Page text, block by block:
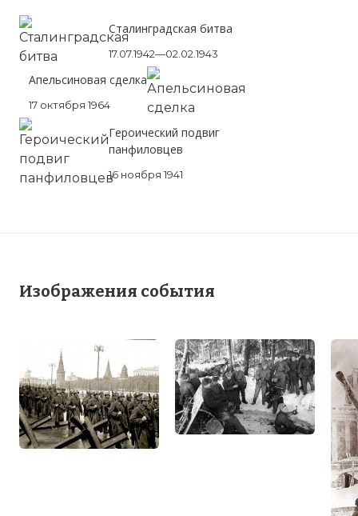
Сталинградская битва
17.07.1942—02.02.1943
Апельсиновая сделка
17 октября 1964
Героический подвиг
панфиловцев
16 ноября 1941
Изображения события